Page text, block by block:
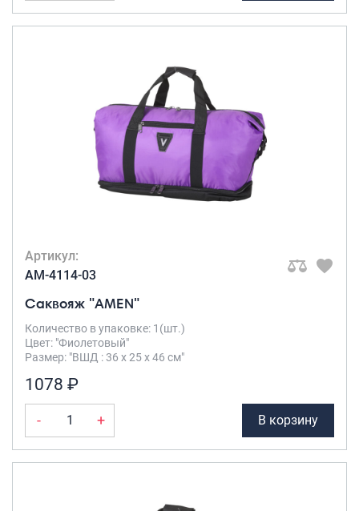
Артикул:
AM-4114-03
Саквояж "AMEN"
Количество в упаковке: 1(шт.)
Цвет: "Фиолетовый"
Размер: "ВШД : 36 х 25 х 46 см"
1078 ₽
- + В корзину